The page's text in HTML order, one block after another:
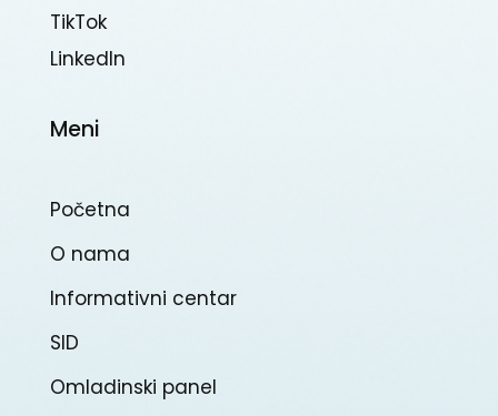
TikTok
Linkedln
Meni
Početna
O nama
Informativni centar
SID
Omladinski panel